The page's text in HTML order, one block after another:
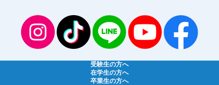
2025年06月
2025年05月
2025年04月
受験生の方へ
在学生の方へ
卒業生の方へ